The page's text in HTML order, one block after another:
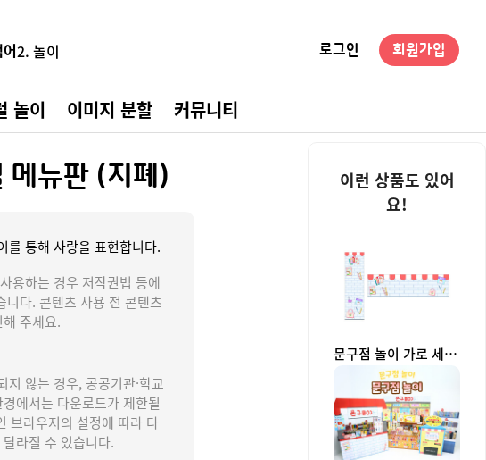
3. 바다
6. 수박
7. 여름환경구성
9. 물놀이
10. 수영장
2. 놀이
로그인 회원가입
놀이 이미지 분할 커뮤니티
메뉴판 (지폐)
를 통해 사랑을 표현합니다.
용하는 경우 저작권법 등에
니다. 콘텐츠 사용 전 콘텐츠
주세요.
지 않는 경우, 공공기관·학교
에서는 다운로드가 제한될
브라우저의 설정에 따라 다
라질 수 있습니다.
이런 상품도 있어
요!
문구점 놀이 가로 세로 배너 (문구없음)